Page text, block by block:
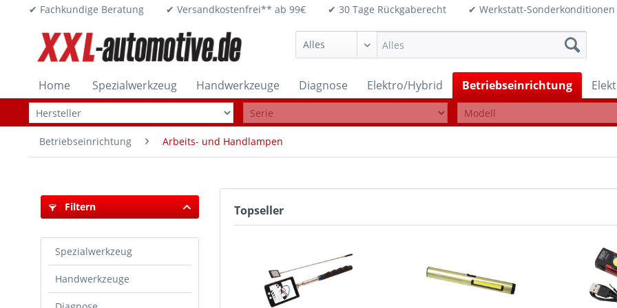
✔ Fachkundige Beratung ✔ Versandkostenfrei** ab 99€ ✔ 30 Tage Rückgaberecht ✔ Werkstatt-
Home Spezialwerkzeug Handwerkzeuge Diagnose Elektro/Hybrid Betriebseinrichtung
Betriebseinrichtung Arbeits- und Handlampen
Filtern
Spezialwerkzeug
Handwerkzeuge
Topseller